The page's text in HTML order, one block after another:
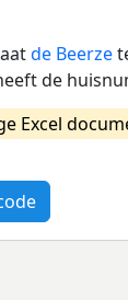
de Beerze
de
Excel